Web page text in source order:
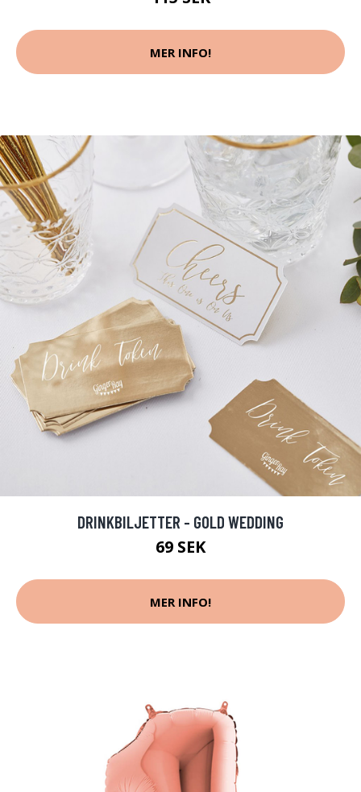
MER INFO!
DRINKBILJETTER - GOLD WEDDING
69 SEK
MER INFO!